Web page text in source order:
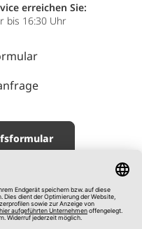
erreichen Sie:
bis 16:30 Uhr